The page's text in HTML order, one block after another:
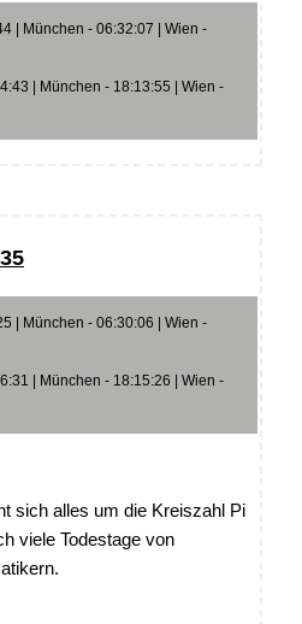
| München - 06:32:07 | Wien -
| München - 18:13:55 | Wien -
| München - 06:30:06 | Wien -
| München - 18:15:26 | Wien -
sich alles um die Kreiszahl Pi
viele Todestage von